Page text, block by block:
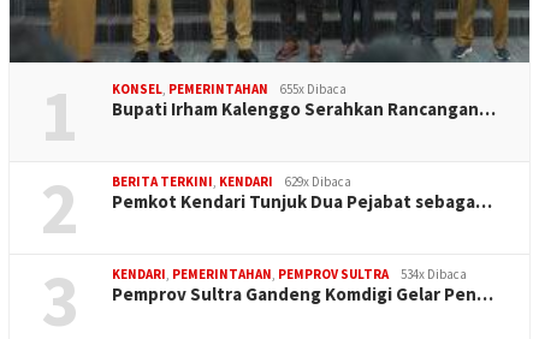
1 KONSEL, PEMERINTAHAN 655x Dibaca
Bupati Irham Kalenggo Serahkan Rancangan…
2 BERITA TERKINI, KENDARI 629x Dibaca
Pemkot Kendari Tunjuk Dua Pejabat sebaga…
3 KENDARI, PEMERINTAHAN, PEMPROV SULTRA 534x Dibaca
Pemprov Sultra Gandeng Komdigi Gelar Pen…